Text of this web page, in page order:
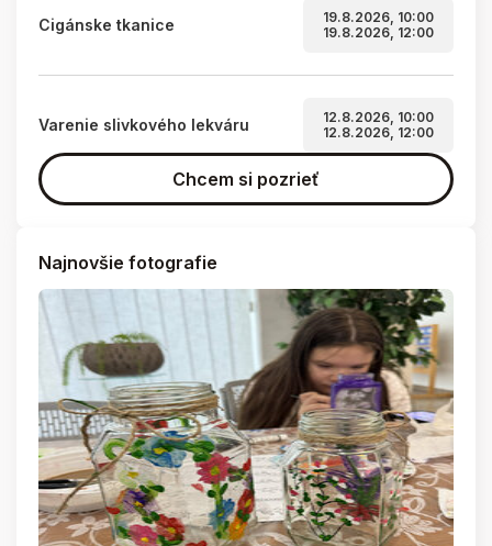
Cigánske tkanice
19.8.2026, 10:00
19.8.2026, 12:00
Varenie slivkového lekváru
12.8.2026, 10:00
12.8.2026, 12:00
Chcem si pozrieť
Najnovšie fotografie